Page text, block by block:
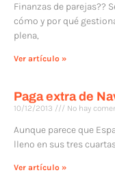
Finanzas de parejas??
cómo y por qué
plena,
Ver artículo »
Paga extra de
10/12/2013 No hay
Aunque parece que
lleno en sus tres
Ver artículo »